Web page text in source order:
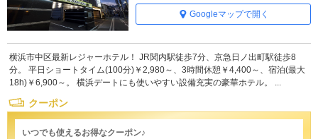
Googleマップで開く
横浜市中区最新レジャーホテル！ JR関内駅徒歩7分、京急日ノ出町駅徒歩8
分。 平日ショートタイム(100分)￥2,980～、3時間休憩￥4,400～、宿泊(最大
18h)￥6,900～。 横浜デートにも使いやすい設備充実の豪華ホテル。 ...
クーポン
いつでも使えるお得なクーポン♪